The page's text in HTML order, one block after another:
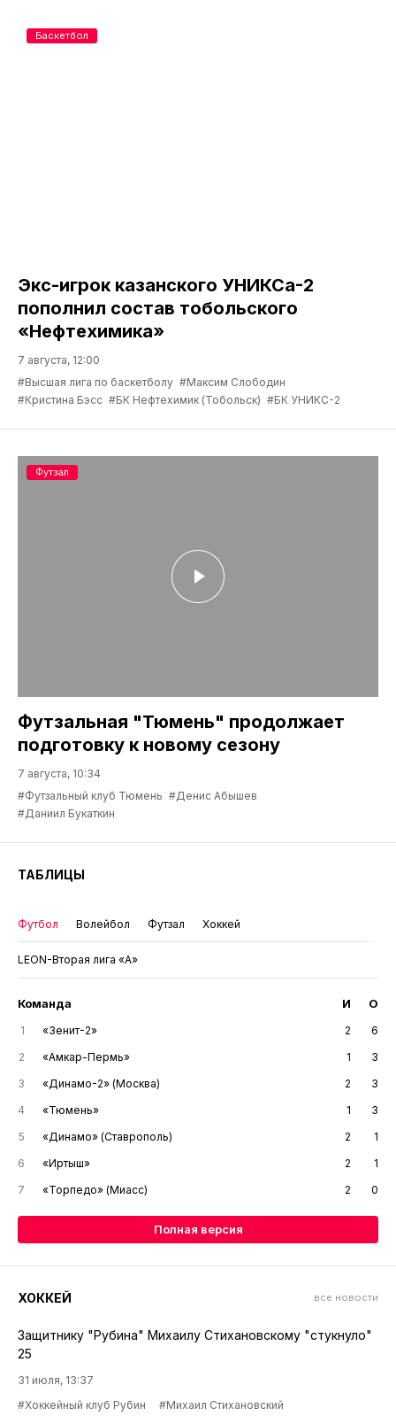
Экс-игрок казанского УНИКСа-2
пополнил состав тобольского
«Нефтехимика»
7 августа, 12:00
#Высшая лига по баскетболу #Максим Слободин
#Кристина Бэсс #БК Нефтехимик (Тобольск) #БК УНИКС-2
Баскетбол
Футзальная "Тюмень" продолжает
подготовку к новому сезону
7 августа, 10:34
#Футзальный клуб Тюмень #Денис Абышев
#Даниил Букаткин
Футзал
ТАБЛИЦЫ
Футбол Волейбол Футзал Хоккей
LEON-Вторая лига «А»
Команда И О
1 «Зенит-2» 2
6
2
«Амкар-Пермь» 1
3
3
«Динамо-2» (Москва) 2
3
4
«Тюмень» 1
3
5
«Динамо» (Ставрополь) 2
1
6
«Иртыш» 2
1
7
«Торпедо» (Миасс) 2 0
Полная версия
ХОККЕЙ все новости
Защитнику "Рубина" Михаилу Стихановскому "стукнуло"
25
31 июля, 13:37
#Хоккейный клуб Рубин
#Михаил Стихановский